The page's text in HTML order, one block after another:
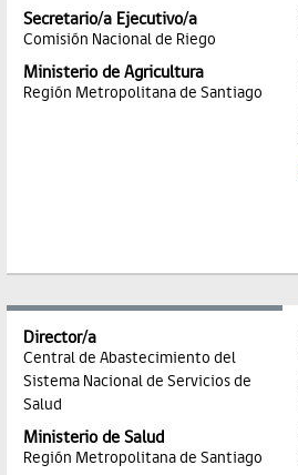
Secretario/a Ejecutivo/a
Comisión Nacional de Riego
Ministerio de Agricultura
Región Metropolitana de Santiago
Director/a
Central de Abastecimiento del
Sistema Nacional de Servicios de
Salud
Ministerio de Salud
Región Metropolitana de Santiago